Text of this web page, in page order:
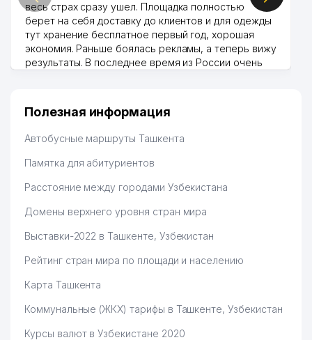
весь страх сразу ушел. Площадка полностью
берет на себя доставку до клиентов и для одежды
тут хранение бесплатное первый год, хорошая
экономия. Раньше боялась рекламы, а теперь вижу
результаты. В последнее время из России очень
Hamida 03.08.2026 12:45:39
Полезная информация
Автобусные маршруты Ташкента
Памятка для абитуриентов
Расстояние между городами Узбекистана
Домены верхнего уровня стран мира
Выставки-2022 в Ташкенте, Узбекистан
Рейтинг стран мира по площади и населению
Карта Ташкента
Коммунальные (ЖКХ) тарифы в Ташкенте, Узбекистан
Курсы валют в Узбекистане 2020